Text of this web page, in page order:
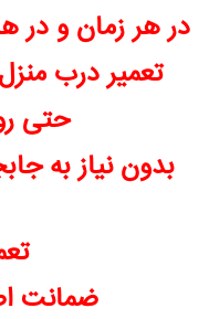
در هر زمان و در
تعمیر درب
حتی
بدون نیاز به
ضمانت